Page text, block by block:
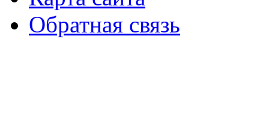
Обратная связь